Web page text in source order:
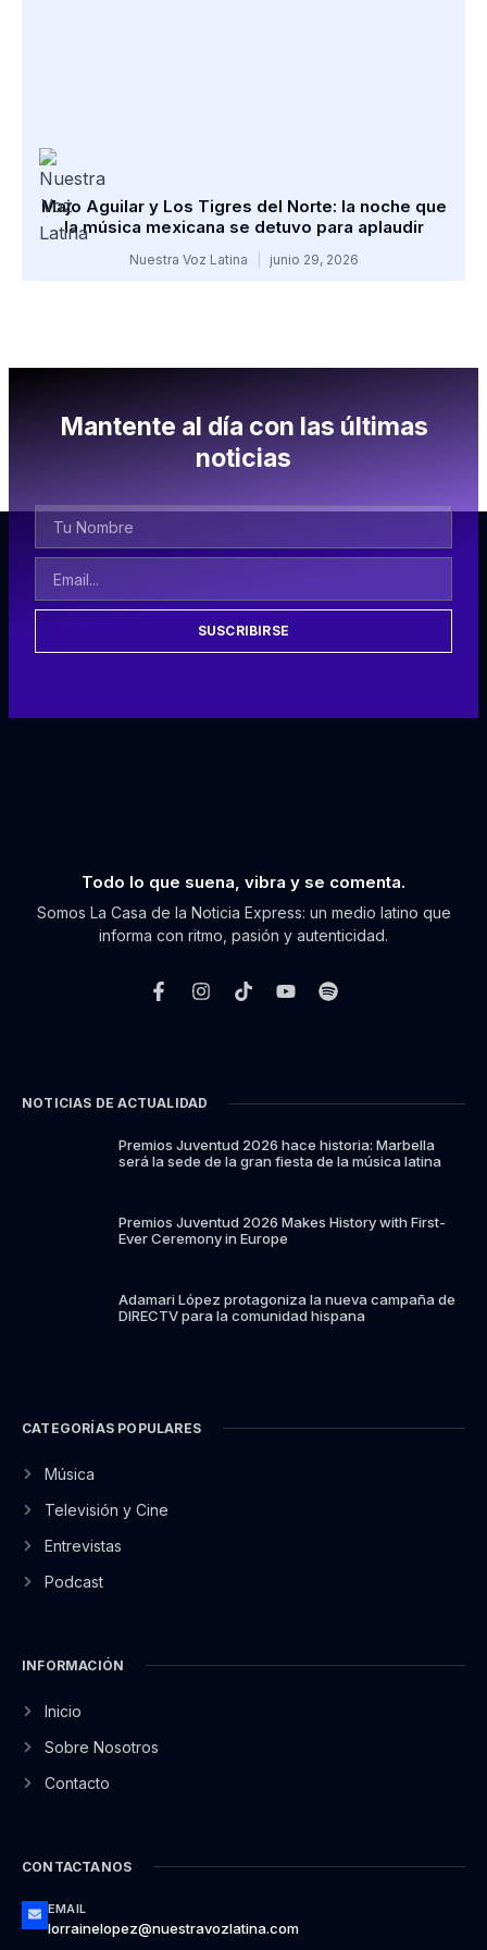
Majo Aguilar y Los Tigres del Norte: la noche que
la música mexicana se detuvo para aplaudir
Nuestra Voz Latina junio 29, 2026
Mantente al día con las últimas
noticias
SUSCRIBIRSE
Todo lo que suena, vibra y se comenta.
Somos La Casa de la Noticia Express: un medio latino que
informa con ritmo, pasión y autenticidad.
NOTICIAS DE ACTUALIDAD
Premios Juventud 2026 hace historia: Marbella
será la sede de la gran fiesta de la música latina
Premios Juventud 2026 Makes History with First-
Ever Ceremony in Europe
Adamari López protagoniza la nueva campaña de
DIRECTV para la comunidad hispana
CATEGORÍAS POPULARES
Música
Televisión y Cine
Entrevistas
Podcast
INFORMACIÓN
Inicio
Sobre Nosotros
Contacto
CONTACTANOS
EMAIL
lorrainelopez@nuestravozlatina.com